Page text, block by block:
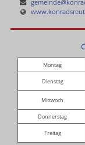
Montag
Dienstag
Mittwoch
Donnerstag
Freitag